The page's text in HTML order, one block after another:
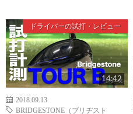
ドライバーの試打・レビュー
14:42
2018.09.13
BRIDGESTONE（ブリヂスト